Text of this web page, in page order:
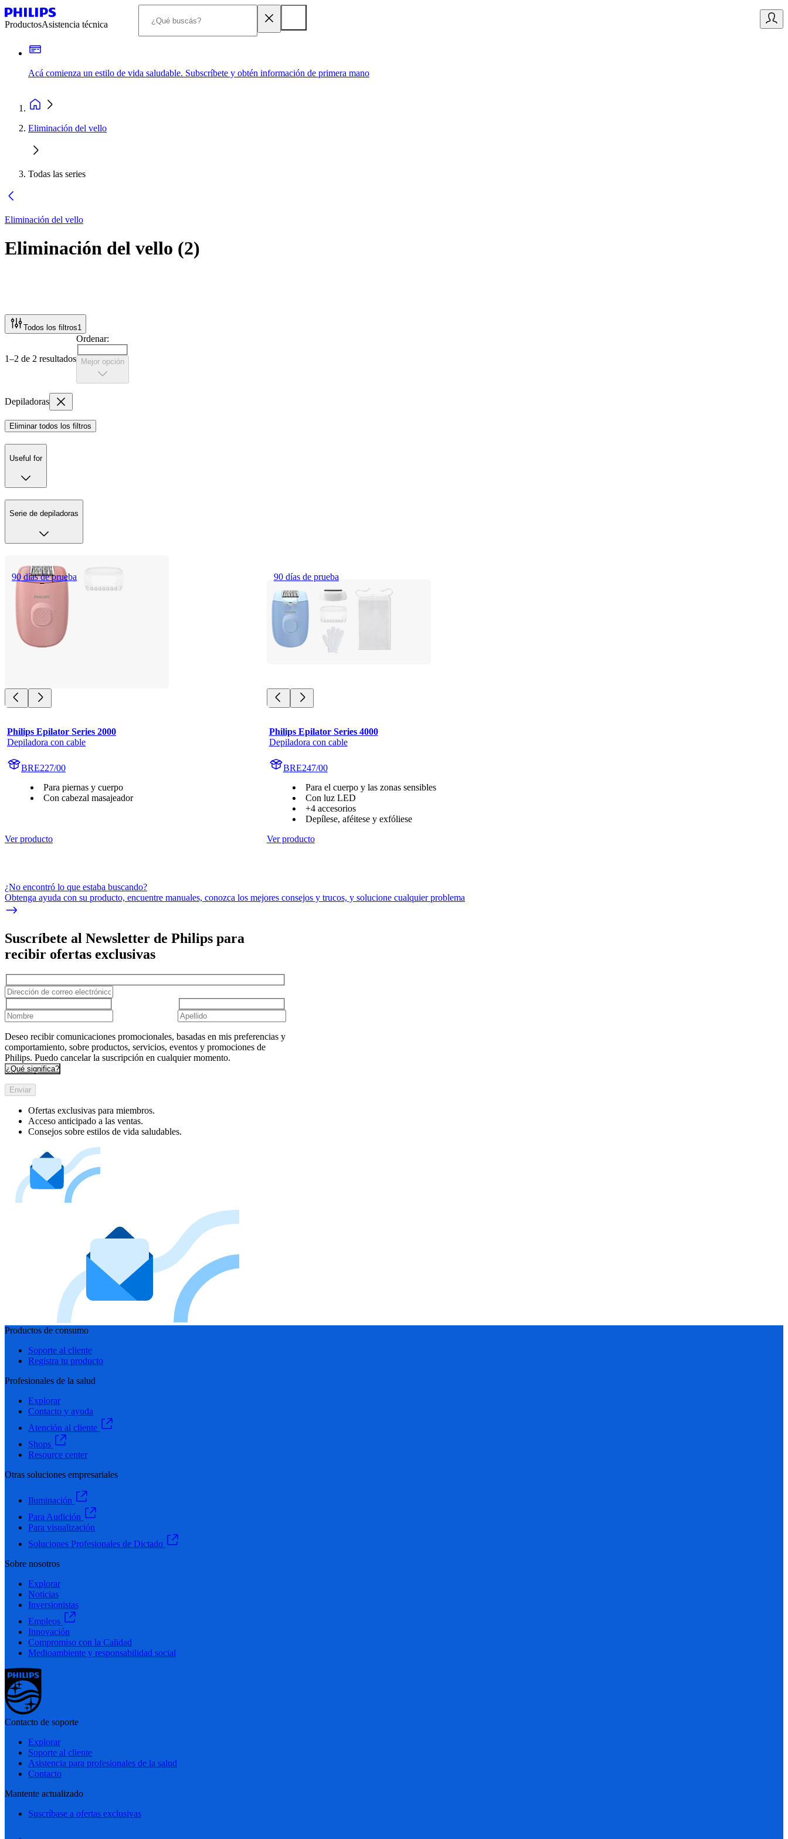
ProductosAsistencia técnica
Acá comienza un estilo de vida saludable. Subscríbete y obtén información de primera mano
Eliminación del vello
Todas las series
Eliminación del vello
Eliminación del vello (2)
Todos los filtros1
1–2 de 2 resultados
Ordenar:
Mejor opción
Depiladoras
Eliminar todos los filtros
Useful for
Serie de depiladoras
90 días de prueba
Philips Epilator Series 2000
Depiladora con cable
BRE227/00
Para piernas y cuerpo
Con cabezal masajeador
Ver producto
90 días de prueba
Philips Epilator Series 4000
Depiladora con cable
BRE247/00
Para el cuerpo y las zonas sensibles
Con luz LED
+4 accesorios
Depílese, aféitese y exfóliese
Ver producto
¿No encontró lo que estaba buscando?
Obtenga ayuda con su producto, encuentre manuales, conozca los mejores consejos y trucos, y solucione cualquier problema
Suscríbete al Newsletter de Philips para
recibir ofertas exclusivas
Deseo recibir comunicaciones promocionales, basadas en mis preferencias y
comportamiento, sobre productos, servicios, eventos y promociones de
Philips. Puedo cancelar la suscripción en cualquier momento.
¿Qué significa?
Enviar
Ofertas exclusivas para miembros.
Acceso anticipado a las ventas.
Consejos sobre estilos de vida saludables.
Productos de consumo
Soporte al cliente
Registra tu producto
Profesionales de la salud
Explorar
Contacto y ayuda
Atención al cliente
Shops
Resource center
Otras soluciones empresariales
Iluminación
Para Audición
Para visualización
Soluciones Profesionales de Dictado
Sobre nosotros
Explorar
Noticias
Inversionistas
Empleos
Innovación
Compromiso con la Calidad
Medioambiente y responsabilidad social
Contacto de soporte
Explorar
Soporte al cliente
Asistencia para profesionales de la salud
Contacto
Mantente actualizado
Suscríbase a ofertas exclusivas